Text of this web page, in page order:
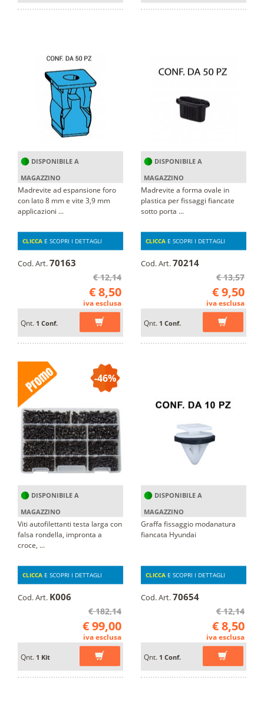
DISPONIBILE A
MAGAZZINO
Madrevite ad espansione foro
con lato 8 mm e vite 3,9 mm
applicazioni ...
CLICCA E SCOPRI I DETTAGLI
Cod. Art.70163
€ 12,14
€ 8,50
iva esclusa
Qnt. 1 Conf.
DISPONIBILE A
MAGAZZINO
Madrevite a forma ovale in
plastica per fissaggi fiancate
sotto porta ...
CLICCA E SCOPRI I DETTAGLI
Cod. Art.70214
€ 13,57
€ 9,50
iva esclusa
Qnt. 1 Conf.
-46%
DISPONIBILE A
MAGAZZINO
Viti autofilettanti testa larga con
falsa rondella, impronta a
croce, ...
CLICCA E SCOPRI I DETTAGLI
Cod. Art. K006
€ 182,14
€ 99,00
iva esclusa
Qnt. 1 Kit
DISPONIBILE A
MAGAZZINO
Graffa fissaggio modanatura
fiancata Hyundai
CLICCA E SCOPRI I DETTAGLI
Cod. Art.70654
€ 12,14
€ 8,50
iva esclusa
Qnt. 1 Conf.